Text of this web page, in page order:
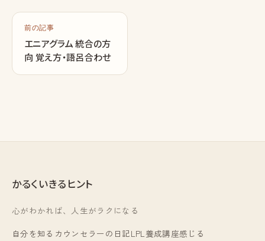
前の記事
エニアグラム 統合の方
向 覚え方・語呂合わせ
かるくいきるヒント
心がわかれば、人生がラクになる
自分を知る カウンセラーの日記LPL養成講座感じる